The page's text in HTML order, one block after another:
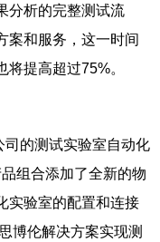
分析的完整测试流
案和服务，这一时间
提高超过75%。
的测试实验室自动化
组合添加了全新的物
实验室的配置和连接
博伦解决方案实现测